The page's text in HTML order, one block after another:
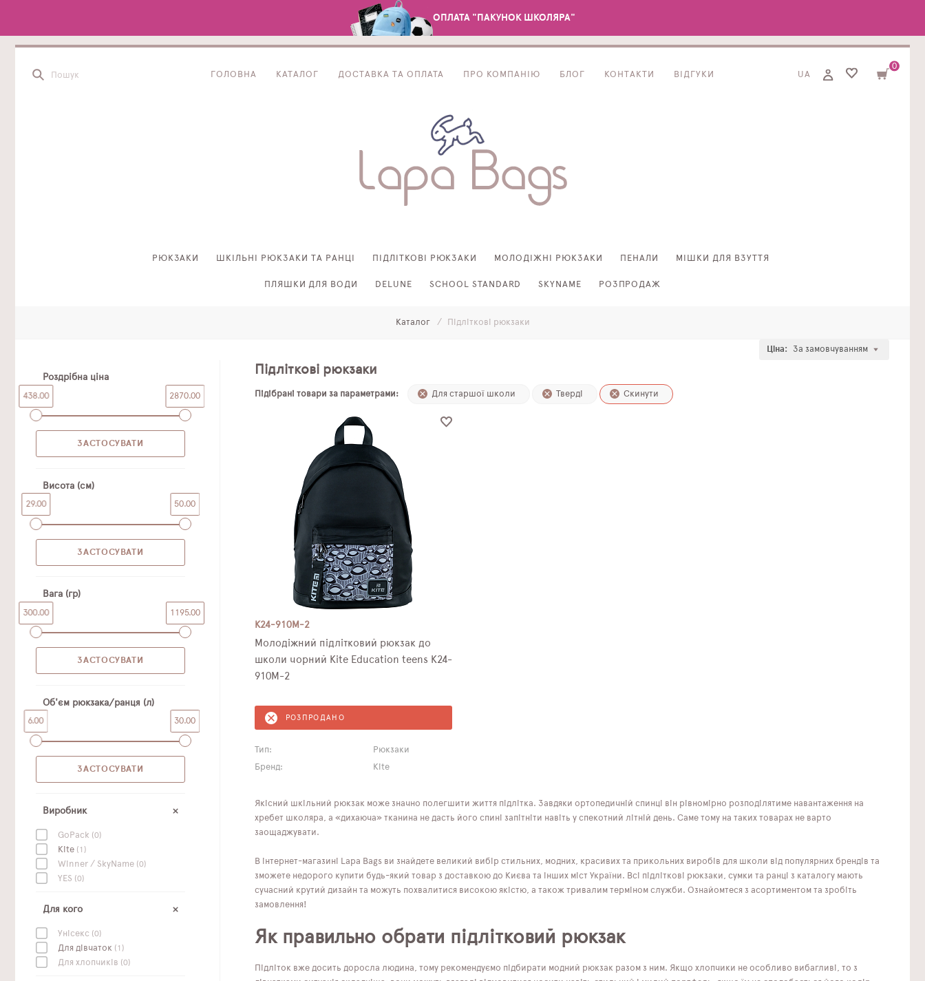
ОПЛАТА "ПАКУНОК ШКОЛЯРА"
ГОЛОВНА КАТАЛОГ ДОСТАВКА ТА ОПЛАТА ПРО КОМПАНІЮ БЛОГ КОНТАКТИ ВІДГУКИ UA
0
РЮКЗАКИ ШКІЛЬНІ РЮКЗАКИ ТА РАНЦІ ПІДЛІТКОВІ РЮКЗАКИ МОЛОДІЖНІ РЮКЗАКИ ПЕНАЛИ МІШКИ ДЛЯ ВЗУТТЯ
ПЛЯШКИ ДЛЯ ВОДИ DELUNE SCHOOL STANDARD SKYNAME РОЗПРОДАЖ
Каталог Підліткові рюкзаки
Роздрібна ціна
438.00 2870.00
Висота (см)
29.00 50.00
Вага (гр)
300.00 1195.00
Об'єм рюкзака/ранця (л)
6.00 30.00
Виробник
GoPack (0)
Kite (1)
Winner / SkyName (0)
YES (0)
Для кого
Унісекс (0)
Для дівчаток (1)
Для хлопчиків (0)
Ціна: За замовчуванням
Підліткові рюкзаки
Підібрані товари за параметрами: Для старшої школи Тверді Скинути
K24-910M-2
Молодіжний підлітковий рюкзак до
школи чорний Kite Education teens K24-
910M-2
РОЗПРОДАНО
Тип:
Рюкзаки
Бренд:
Kite
Якісний шкільний рюкзак може значно полегшити життя підлітка. Завдяки ортопедичній спинці він рівномірно розподілятиме навантаження на
хребет школяра, а «дихаюча» тканина не дасть його спині запітніти навіть у спекотний літній день. Саме тому на таких товарах не варто
заощаджувати.
В інтернет-магазині Lapa Bags ви знайдете великий вибір стильних, модних, красивих та прикольних виробів для школи від популярних брендів та
зможете недорого купити будь-який товар з доставкою до Києва та інших міст України. Всі підліткові рюкзаки, сумки та ранці з каталогу мають
сучасний крутий дизайн та можуть похвалитися високою якістю, а також тривалим терміном служби. Ознайомтеся з асортиментом та зробіть
замовлення!
Як правильно обрати підлітковий рюкзак
Підліток вже досить доросла людина, тому рекомендуємо підбирати модний рюкзак разом з ним. Якщо хлопчики не особливо вибагливі, то з